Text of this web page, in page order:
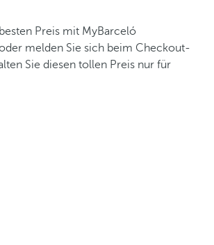
Preis mit MyBarceló
melden Sie sich beim Checkout-
Sie diesen tollen Preis nur für